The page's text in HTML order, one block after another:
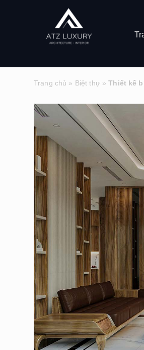
Trang chủ » Biệt thự»Thiết kế